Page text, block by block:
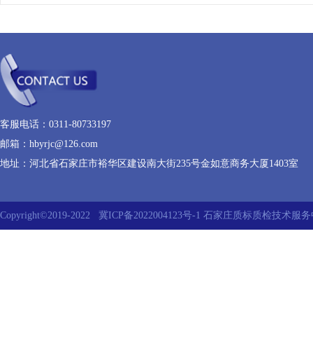
客服电话：0311-80733197
邮箱：hbyrjc@126.com
地址：河北省石家庄市裕华区建设南大街235号金如意商务大厦1403室
Copyright©2019-2022 冀ICP备2022004123号-1 石家庄质标质检技术服